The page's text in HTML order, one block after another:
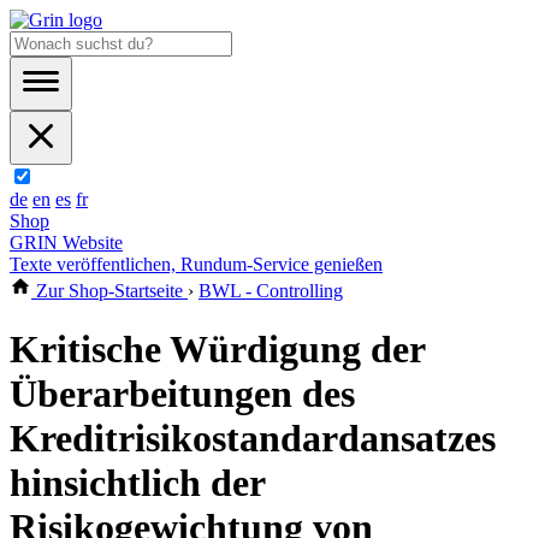
de en es fr
Shop
GRIN Website
Texte veröffentlichen, Rundum-Service genießen
Zur Shop-Startseite › BWL - Controlling
Kritische Würdigung der
Überarbeitungen des
Kreditrisikostandardansatzes
hinsichtlich der
Risikogewichtung von